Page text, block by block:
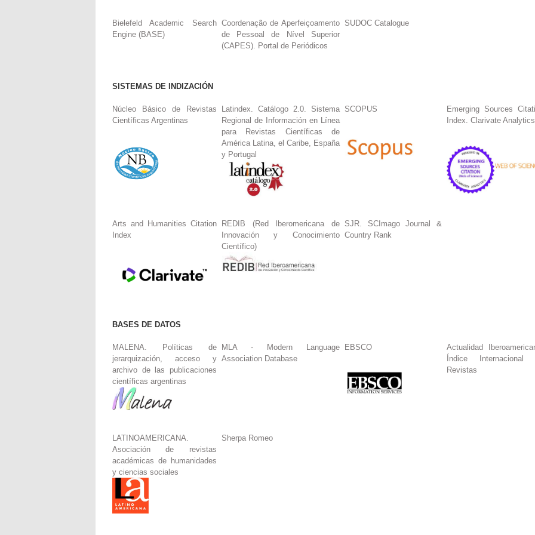
Bielefeld Academic Search
Engine (BASE)
Coordenação de Aperfeiçoamento
de Pessoal de Nível Superior
(CAPES). Portal de Periódicos
SUDOC Catalogue
SISTEMAS DE INDIZACIÓN
Núcleo Básico de Revistas
Científicas Argentinas
Latindex. Catálogo 2.0. Sistema
Regional de Información en Línea
para Revistas Científicas de
América Latina, el Caribe, España
y Portugal
SCOPUS
Emerging Sources
Index. Clarivate Analytics
Arts and Humanities Citation
Index
REDIB (Red Iberomericana de
Innovación y Conocimiento
Científico)
SJR. SCImago Journal &
Country Rank
BASES DE DATOS
MALENA. Políticas de
jerarquización, acceso y
archivo de las publicaciones
científicas argentinas
MLA - Modern Language
Association Database
EBSCO
Actualidad
Índice Internacional
Revistas
LATINOAMERICANA.
Asociación de revistas
académicas de humanidades
y ciencias sociales
Sherpa Romeo